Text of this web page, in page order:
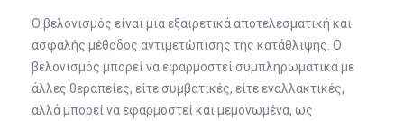
Ο βελονισμός είναι μια εξαιρετικά αποτελεσματική και
ασφαλής μέθοδος αντιμετώπισης της κατάθλιψης. Ο
βελονισμός μπορεί να εφαρμοστεί συμπληρωματικά με
άλλες θεραπείες, είτε συμβατικές, είτε εναλλακτικές,
αλλά μπορεί να εφαρμοστεί και μεμονωμένα, ως